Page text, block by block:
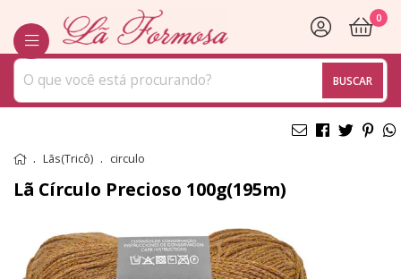
BUSCAR
0
Lãs(Tricô) circulo
Lã Círculo Precioso 100g(195m)